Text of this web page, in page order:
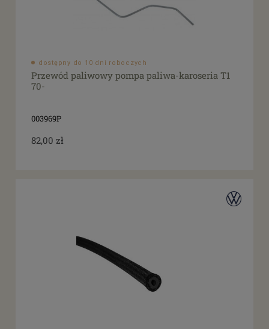
dostępny do 10 dni roboczych
Przewód paliwowy pompa paliwa-karoseria T1
70-
003969P
82,00 zł